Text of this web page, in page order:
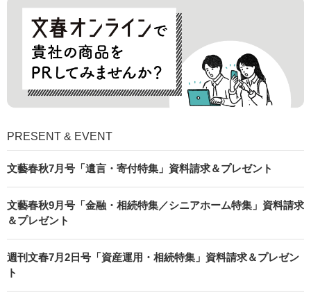
PRESENT & EVENT
文藝春秋7月号「遺言・寄付特集」資料請求＆プレゼント
文藝春秋9月号「金融・相続特集／シニアホーム特集」資料請求
＆プレゼント
週刊文春7月2日号「資産運用・相続特集」資料請求＆プレゼン
ト